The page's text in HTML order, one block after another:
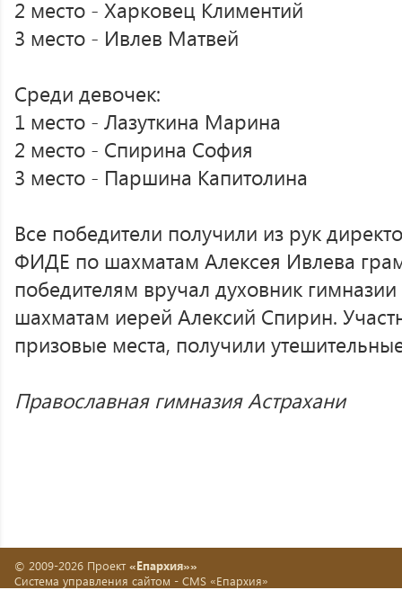
2 место - Харковец Климентий
3 место - Ивлев Матвей
Среди девочек:
1 место - Лазуткина Марина
2 место - Спирина София
3 место - Паршина Капитолина
Все победители получили из рук
ФИДЕ по шахматам Алексея Ивлева
победителям вручал духовник
шахматам иерей Алексий Спирин.
призовые места, получили
Православная гимназия Астрахани
© 2009-2026 Проект «Епархия»»
Система управления сайтом - CMS «Епархия»